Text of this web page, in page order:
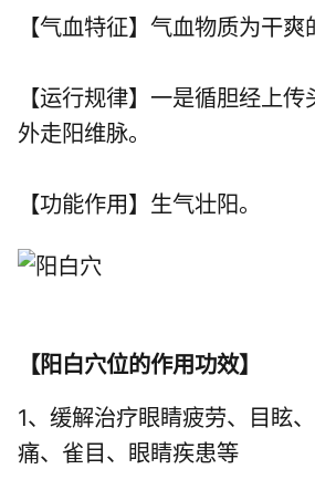
【气血特征】气血物质为干爽
【运行规律】一是循胆经上
外走阳维脉。
【功能作用】生气壮阳。
【阳白穴位的作用功效】
1、缓解治疗眼睛疲劳、目眩
痛、雀目、眼睛疾患等